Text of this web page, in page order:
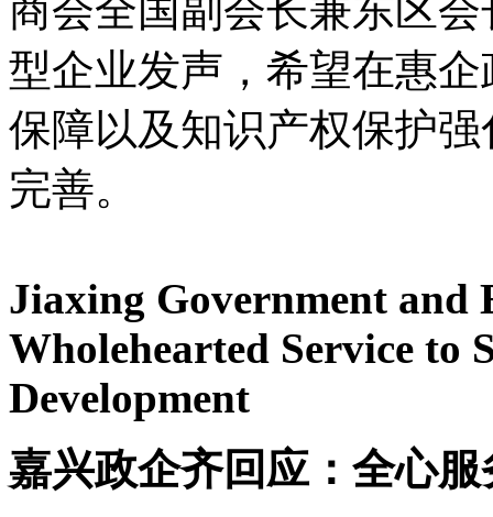
商会全国副会长兼东区
型企业发声，希望在惠
保障以及知识产权保护
完善。
Jiaxing Government and
Wholehearted Service to
Development
嘉兴政企齐回应：全心